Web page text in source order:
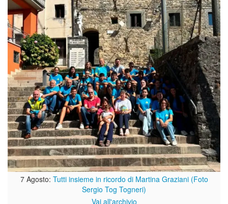
7 Agosto: Tutti insieme in ricordo di Martina Graziani (Foto
Sergio Tog Togneri)
Vai all'archivio